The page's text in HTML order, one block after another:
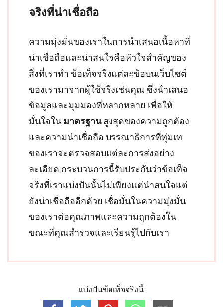
จริงที่น่าเชื่อถือ
ความมุ่งมั่นของเราในการนำเสนอเนื้อหาที่
น่าเชื่อถือและน่าสนใจคือหัวใจสำคัญของ
สิ่งที่เราทำ ข้อเท็จจริงแต่ละข้อบนเว็บไซต์
ของเรามาจากผู้ใช้จริงเช่นคุณ ซึ่งนำเสนอ
ข้อมูลและมุมมองที่หลากหลาย เพื่อให้
มั่นใจใน มาตรฐานสูงสุดของความถูกต้อง
และความน่าเชื่อถือ บรรณาธิการที่ทุ่มเท
ของเราจะตรวจสอบแต่ละการส่งอย่าง
ละเอียด กระบวนการนี้รับประกันว่าข้อเท็จ
จริงที่เราแบ่งปันนั้นไม่เพียงแต่น่าสนใจแต่
ยังน่าเชื่อถืออีกด้วย เชื่อมั่นในความมุ่งมั่น
ของเราต่อคุณภาพและความถูกต้องใน
ขณะที่คุณสำรวจและเรียนรู้ไปกับเรา
แบ่งปันข้อเท็จจริงนี้: